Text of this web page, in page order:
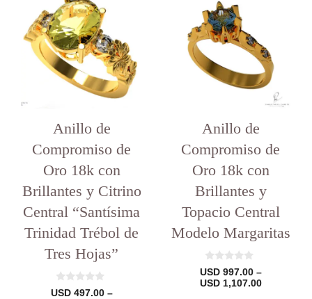
Anillo de
Compromiso de
Oro 18k con
Brillantes y Citrino
Central “Santísima
Trinidad Trébol de
Tres Hojas”
0
USD497.00 –
producto
tiene
varias
variantes.
Las
opciones
página
producto
Anillo de
Compromiso de
Oro 18k con
Brillantes y
Topacio Central
Modelo Margaritas
0
d
e
USD997.00 –
USD1,107.00Rango
varias
variantes.
opciones
página
producto